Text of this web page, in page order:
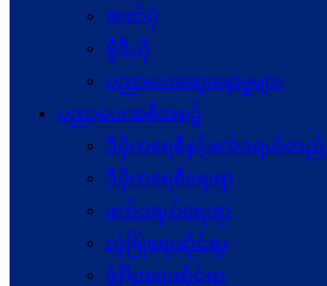
ဓာတ်ပုံ
ဗွီဒီယို
ပညာပေးဆွေးနွေးမှုများ
ပညာပေးအစီအစဉ်
ဒီမိုကရေစီနှင့်ဖက်ဒရယ်တည်
ဒီမိုကရေစီရေးရာ
ဖက်ဒရယ်ရေးရာ
လုံခြုံရေးဆိုင်ရာ
ဖွံဖြိုးရေးဆိုင်ရာ